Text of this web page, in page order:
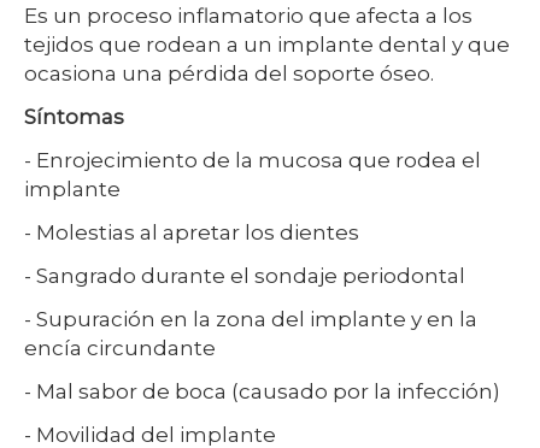
Es un proceso inflamatorio que afecta a los
tejidos que rodean a un implante dental y que
ocasiona una pérdida del soporte óseo.
Síntomas
- Enrojecimiento de la mucosa que rodea el
implante
- Molestias al apretar los dientes
- Sangrado durante el sondaje periodontal
- Supuración en la zona del implante y en la
encía circundante
- Mal sabor de boca (causado por la infección)
- Movilidad del implante